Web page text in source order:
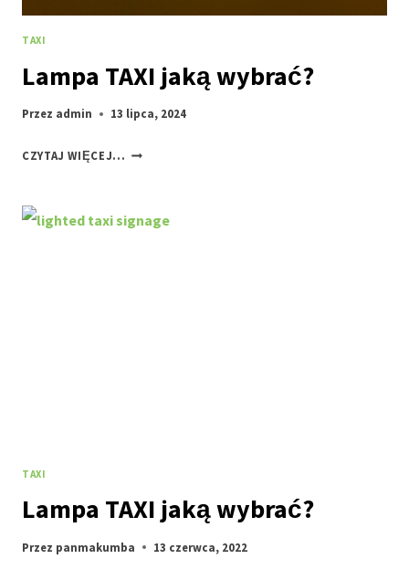
TAXI
Lampa TAXI jaką wybrać?
Przez admin 13 lipca, 2024
CZYTAJ WIĘCEJ... LAMPA
WYBRAĆ?
TAXI
Lampa TAXI jaką wybrać?
Przez panmakumba 13 czerwca, 2022